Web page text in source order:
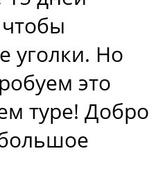
уголки. Но
это
туре! Добро